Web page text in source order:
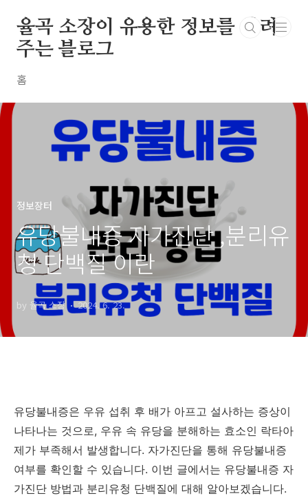
율곡 소장이 유용한 정보를 알려
주는 블로그
홈
정보장터
유당불내증 자가진단 ,분리유
청 단백질 이란
by 율곡 소장 2024. 6. 23.
유당불내증은 우유 섭취 후 배가 아프고 설사하는 증상이
나타나는 것으로, 우유 속 유당을 분해하는 효소인 락타아
제가 부족해서 발생합니다. 자가진단을 통해 유당불내증
여부를 확인할 수 있습니다. 이번 글에서는 유당불내증 자
가진단 방법과 분리유청 단백질에 대해 알아보겠습니다.